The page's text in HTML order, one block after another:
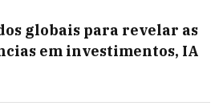
globais para revelar as
em investimentos, IA